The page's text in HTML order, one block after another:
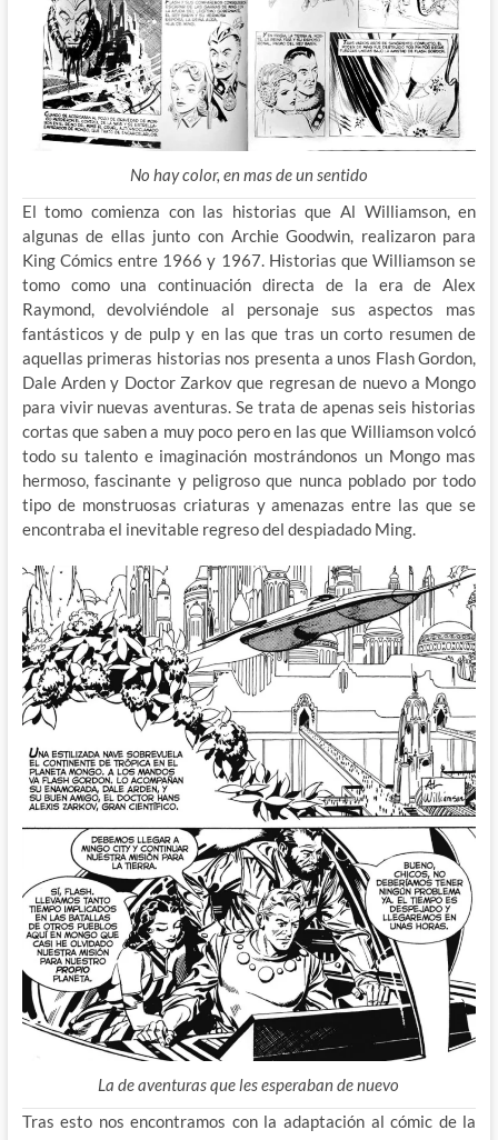
No hay color, en mas de un sentido
El tomo comienza con las historias que Al Williamson, en
algunas de ellas junto con Archie Goodwin, realizaron para
King Cómics entre 1966 y 1967. Historias que Williamson se
tomo como una continuación directa de la era de Alex
Raymond, devolviéndole al personaje sus aspectos mas
fantásticos y de pulp y en las que tras un corto resumen de
aquellas primeras historias nos presenta a unos Flash Gordon,
Dale Arden y Doctor Zarkov que regresan de nuevo a Mongo
para vivir nuevas aventuras. Se trata de apenas seis historias
cortas que saben a muy poco pero en las que Williamson volcó
todo su talento e imaginación mostrándonos un Mongo mas
hermoso, fascinante y peligroso que nunca poblado por todo
tipo de monstruosas criaturas y amenazas entre las que se
encontraba el inevitable regreso del despiadado Ming.
La de aventuras que les esperaban de nuevo
Tras esto nos encontramos con la adaptación al cómic de la